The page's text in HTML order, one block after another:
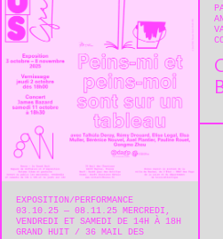
EXPOSITION
PERFORMANCE
03.10.25 — 08.11.25 MERCREDI,
VENDREDI ET SAMEDI DE 14H À 18H
GRAND HUIT
36 MAIL DES